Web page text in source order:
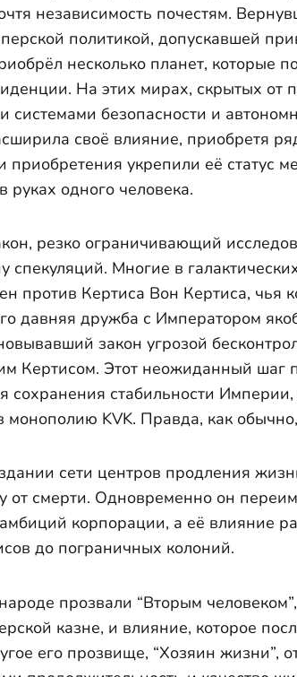
независимость почестям.
политикой, допускавшей
несколько планет, которые
На этих мирах, скрытых от
безопасности и
своё влияние, приобретя
приобретения укрепили её статус
руках одного человека.
резко ограничивающий
спекуляций. Многие в
против Кертиса Вон Кертиса, чья
давняя дружба с Императором
закон угрозой
Кертисом. Этот неожиданный шаг
стабильности Империи,
монополию KVK. Правда, как
сети центров продления
от смерти. Одновременно он
корпорации, а её влияние
до пограничных колоний.
прозвали “Вторым
казне, и влияние, которое
его прозвище, “Хозяин жизни”,